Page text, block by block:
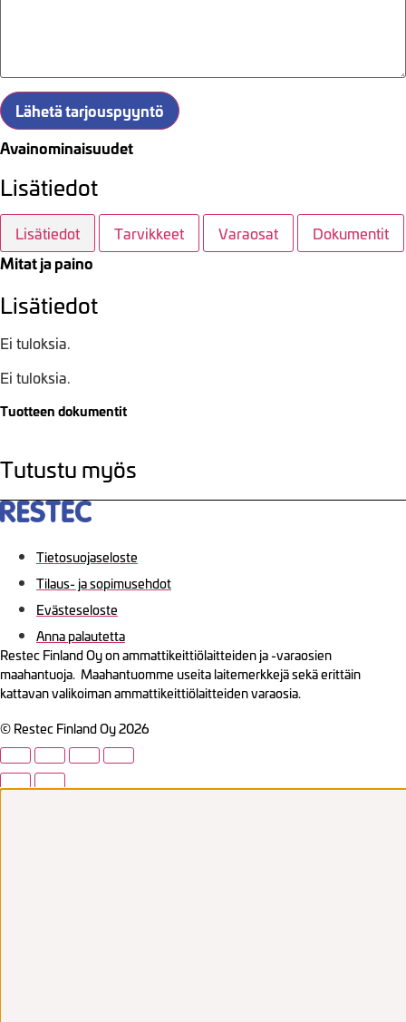
Lähetä tarjouspyyntö
Avainominaisuudet
Lisätiedot
Lisätiedot Tarvikkeet Varaosat Dokumentit
Mitat ja paino
Lisätiedot
Ei tuloksia.
Ei tuloksia.
Tuotteen dokumentit
Tutustu myös
Tietosuojaseloste
Tilaus- ja sopimusehdot
Evästeseloste
Anna palautetta
Restec Finland Oy on ammattikeittiölaitteiden ja -varaosien
maahantuoja. Maahantuomme useita laitemerkkejä sekä erittäin
kattavan valikoiman ammattikeittiölaitteiden varaosia.
© Restec Finland Oy 2026